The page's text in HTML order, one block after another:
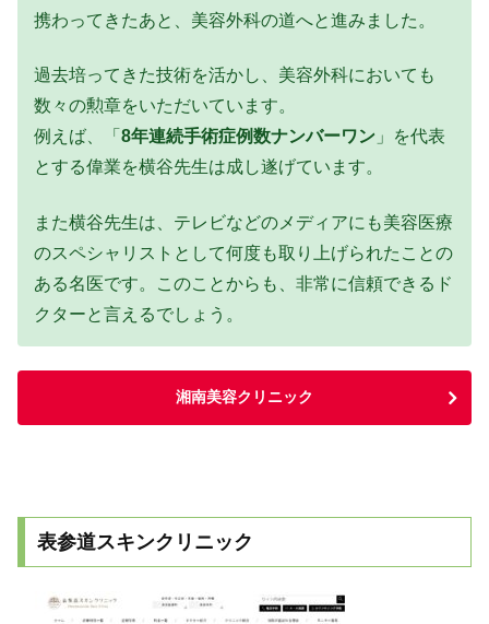
携わってきたあと、美容外科の道へと進みました。
過去培ってきた技術を活かし、美容外科においても
数々の勲章をいただいています。
例えば、「 8年連続手術症例数ナンバーワン 」を代表
とする偉業を横谷先生は成し遂げています。
また横谷先生は、テレビなどのメディアにも美容医療
のスペシャリストとして何度も取り上げられたことの
ある名医です。このことからも、非常に信頼できるド
クターと言えるでしょう。
湘南美容クリニック
表参道スキンクリニック